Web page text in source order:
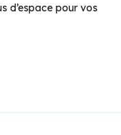
d’espace pour vos